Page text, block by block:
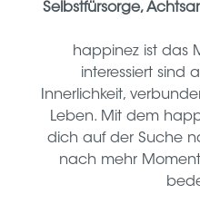
Selbstfürsorge,
happinez ist das
interessiert sind
Innerlichkeit,
Leben. Mit dem
dich auf der Suche
nach mehr